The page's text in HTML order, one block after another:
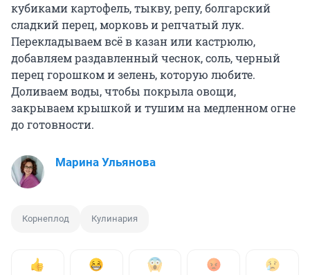
кубиками картофель, тыкву, репу, болгарский
сладкий перец, морковь и репчатый лук.
Перекладываем всё в казан или кастрюлю,
добавляем раздавленный чеснок, соль, черный
перец горошком и зелень, которую любите.
Доливаем воды, чтобы покрыла овощи,
закрываем крышкой и тушим на медленном огне
до готовности.
Марина Ульянова
Корнеплод Кулинария